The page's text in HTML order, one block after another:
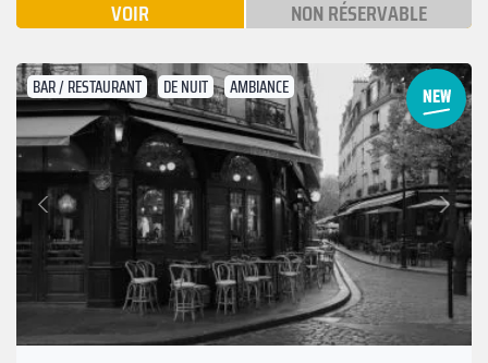
VOIR NON RÉSERVABLE
BAR / RESTAURANT DE NUIT AMBIANCE
Précédent
Suivant